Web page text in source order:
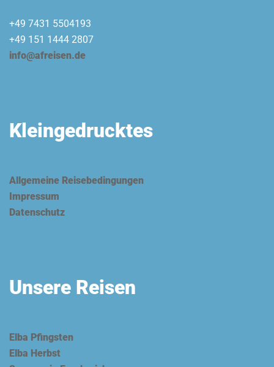
+49 7431 5504193
+49 151 1444 2807
info@afreisen.de
Kleingedrucktes
Allgemeine Reisebedingungen
Impressum
Datenschutz
Unsere Reisen
Elba Pfingsten
Elba Herbst